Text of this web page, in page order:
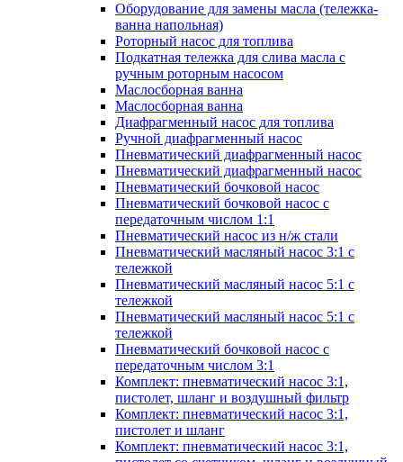
Оборудование для замены масла (тележка-
ванна напольная)
Роторный насос для топлива
Подкатная тележка для слива масла с
ручным роторным насосом
Маслосборная ванна
Маслосборная ванна
Диафрагменный насос для топлива
Ручной диафрагменный насос
Пневматический диафрагменный насос
Пневматический диафрагменный насос
Пневматический бочковой насос
Пневматический бочковой насос с
передаточным числом 1:1
Пневматический насос из н/ж стали
Пневматический масляный насос 3:1 с
тележкой
Пневматический масляный насос 5:1 с
тележкой
Пневматический масляный насос 5:1 с
тележкой
Пневматический бочковой насос с
передаточным числом 3:1
Комплект: пневматический насос 3:1,
пистолет, шланг и воздушный фильтр
Комплект: пневматический насос 3:1,
пистолет и шланг
Комплект: пневматический насос 3:1,